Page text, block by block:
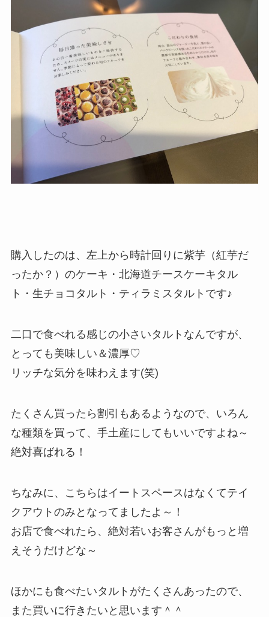
購入したのは、左上から時計回りに紫芋（紅芋だ
ったか？）のケーキ・北海道チースケーキタル
ト・生チョコタルト・ティラミスタルトです♪
二口で食べれる感じの小さいタルトなんですが、
とっても美味しい＆濃厚♡
リッチな気分を味わえます(笑)
たくさん買ったら割引もあるようなので、いろん
な種類を買って、手土産にしてもいいですよね～
絶対喜ばれる！
ちなみに、こちらはイートスペースはなくてテイ
クアウトのみとなってましたよ～！
お店で食べれたら、絶対若いお客さんがもっと増
えそうだけどな～
ほかにも食べたいタルトがたくさんあったので、
また買いに行きたいと思います＾＾